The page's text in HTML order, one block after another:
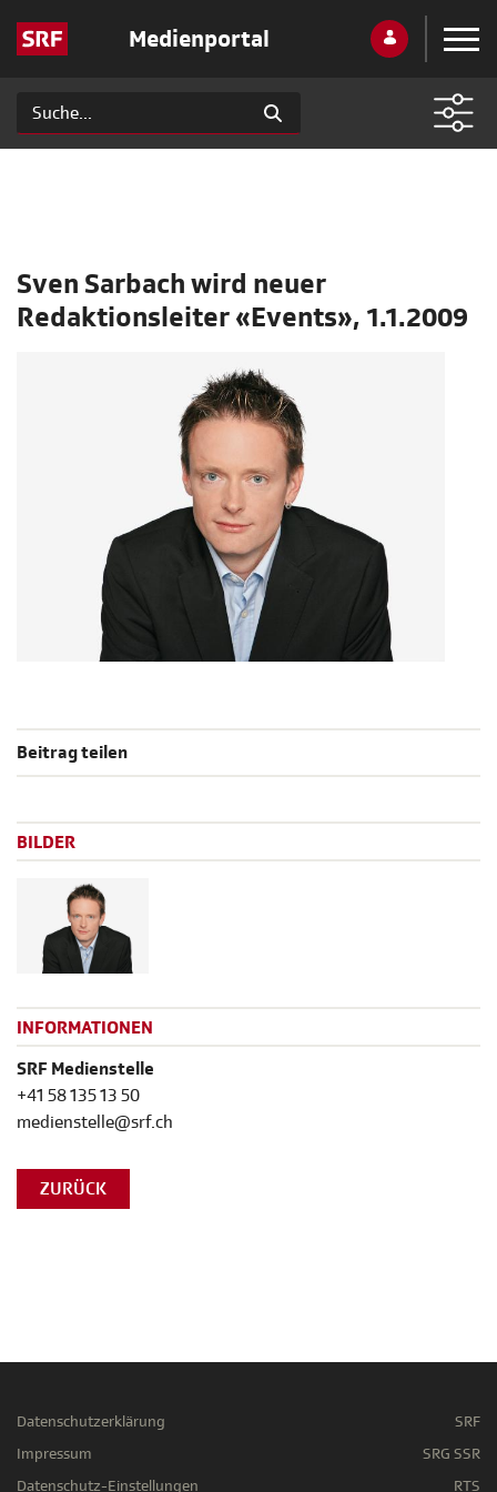
Medienportal
Sven Sarbach wird neuer
Redaktionsleiter «Events», 1.1.2009
Beitrag teilen
BILDER
INFORMATIONEN
SRF Medienstelle
+41 58 135 13 50
medienstelle@srf.ch
ZURÜCK
Datenschutzerklärung
Impressum
Datenschutz-Einstellungen
SRF
SRG SSR
RTS